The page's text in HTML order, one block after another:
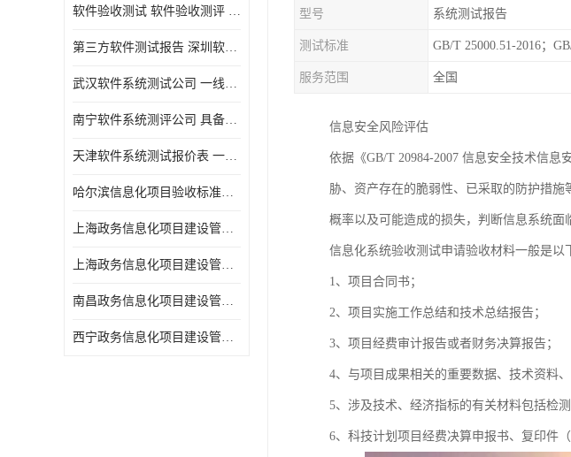
软件验收测试 软件验收测评 软件确认测试标准及测试方法
第三方软件测试报告 深圳软件测评报告 安全验收测试报告
武汉软件系统测试公司 一线实验室 测试大概是需要多久时间呢
南宁软件系统测评公司 具备CMA/CNAS资质 出具正规测试报告
天津软件系统测试报价表 一线实验室 了解更多的测试信息
哈尔滨信息化项目验收标准单位
上海政务信息化项目建设管理办法价格
上海政务信息化项目建设管理办法机构
南昌政务信息化项目建设管理办法实验室
西宁政务信息化项目建设管理办法报告
型号 系统测试报告
测试标准 GB/T 25000.51-2016；
服务范围 全国
信息安全风险评估
依据《GB/T 20984-2007 信息安全技术信
胁、资产存在的脆弱性、已采取的防护措
概率以及可能造成的损失，判断信息系统面
信息化系统验收测试申请验收材料一般是以
1、项目合同书；
2、项目实施工作总结和技术总结报告；
3、项目经费审计报告或者财务决算报告；
4、与项目成果相关的重要数据、技术资料
5、涉及技术、经济指标的有关材料包括检
6、科技计划项目经费决算申报书、复印件